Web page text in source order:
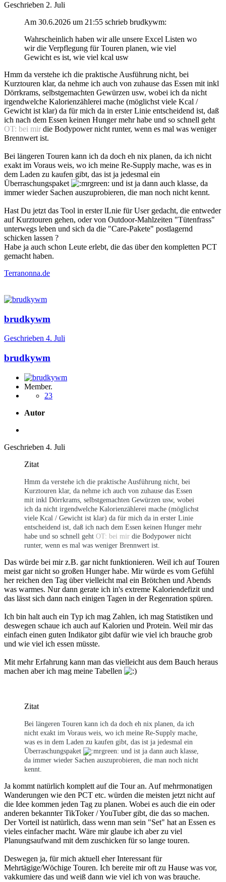
Geschrieben 2. Juli
Am 30.6.2026 um 21:55 schrieb brudkywm:
Wahrscheinlich haben wir alle unsere Excel Listen wo
wir die Verpflegung für Touren planen, wie viel
Gewicht es ist, wie viel kcal usw
Hmm da verstehe ich die praktische Ausführung nicht, bei
Kurztouren klar, da nehme ich auch von zuhause das Essen mit inkl
Dörrkrams, selbstgemachten Gewürzen usw, wobei ich da nicht
irgendwelche Kalorienzählerei mache (möglichst viele Kcal /
Gewicht ist klar) da für mich da in erster Linie entscheidend ist, daß
ich nach dem Essen keinen Hunger mehr habe und so schnell geht
OT: bei mir die Bodypower nicht runter, wenn es mal was weniger
Brennwert ist.
Bei längeren Touren kann ich da doch eh nix planen, da ich nicht
exakt im Voraus weis, wo ich meine Re-Supply mache, was es in
dem Laden zu kaufen gibt, das ist ja jedesmal ein
Überraschungspaket
und ist ja dann auch klasse, da
immer wieder Sachen auszuprobieren, die man noch nicht kennt.
Hast Du jetzt das Tool in erster lLnie für User gedacht, die entweder
auf Kurztouren gehen, oder von Outdoor-Mahlzeiten "Tütenfrass"
unterwegs leben und sich da die "Care-Pakete" postlagernd
schicken lassen ?
Habe ja auch schon Leute erlebt, die das über den kompletten PCT
gemacht haben.
Terranonna.de
brudkywm
Geschrieben 4. Juli
brudkywm
Member.
23
Autor
Geschrieben 4. Juli
Zitat
Hmm da verstehe ich die praktische Ausführung nicht, bei
Kurztouren klar, da nehme ich auch von zuhause das Essen
mit inkl Dörrkrams, selbstgemachten Gewürzen usw, wobei
ich da nicht irgendwelche Kalorienzählerei mache (möglichst
viele Kcal / Gewicht ist klar) da für mich da in erster Linie
entscheidend ist, daß ich nach dem Essen keinen Hunger mehr
habe und so schnell geht OT: bei mir die Bodypower nicht
runter, wenn es mal was weniger Brennwert ist.
Das würde bei mir z.B. gar nicht funktionieren. Weil ich auf Touren
meist gar nicht so großen Hunger habe. Mir würde es vom Gefühl
her reichen den Tag über vielleicht mal ein Brötchen und Abends
was warmes. Nur dann gerate ich in's extreme Kaloriendefizit und
das lässt sich dann nach einigen Tagen in der Regenration spüren.
Ich bin halt auch ein Typ ich mag Zahlen, ich mag Statistiken und
deswegen schaue ich auch auf Kalorien und Protein. Weil mir das
einfach einen guten Indikator gibt dafür wie viel ich brauche grob
und wie viel ich essen müsste.
Mit mehr Erfahrung kann man das vielleicht aus dem Bauch heraus
machen aber ich mag meine Tabellen
Zitat
Bei längeren Touren kann ich da doch eh nix planen, da ich
nicht exakt im Voraus weis, wo ich meine Re-Supply mache,
was es in dem Laden zu kaufen gibt, das ist ja jedesmal ein
Überraschungspaket
und ist ja dann auch klasse,
da immer wieder Sachen auszuprobieren, die man noch nicht
kennt.
Ja kommt natürlich komplett auf die Tour an. Auf mehrmonatigen
Wanderungen wie den PCT etc. würden die meisten jetzt nicht auf
die Idee kommen jeden Tag zu planen. Wobei es auch die ein oder
anderen bekannter TikToker / YouTuber gibt, die das so machen.
Der Vorteil ist natürlich, dass wenn man sein "Set" hat an Essen es
vieles einfacher macht. Wäre mir glaube ich aber zu viel
Planungsaufwand mit dem zuschicken für so lange touren.
Deswegen ja, für mich aktuell eher Interessant für
Mehrtägige/Wöchige Touren. Ich bereite mir oft zu Hause was vor,
vakkumiere das und weiß dann wie viel ich von was brauche.